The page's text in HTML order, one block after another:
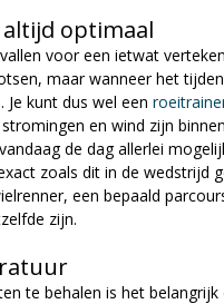
optimaal
voor een ietwat
maar wanneer het
kunt dus wel een
en wind zijn
de dag allerlei
zoals dit in de wedstrijd
een bepaald
zijn.
te behalen is het